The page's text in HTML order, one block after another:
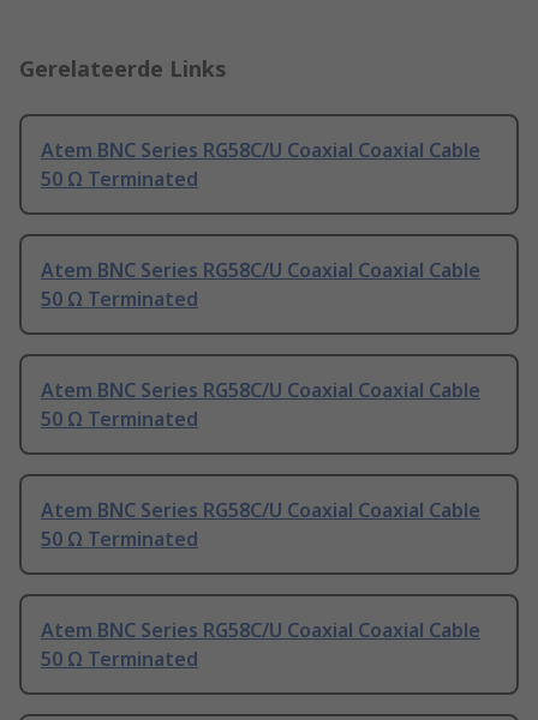
Gerelateerde Links
Atem BNC Series RG58C/U Coaxial Coaxial Cable
50 Ω Terminated
Atem BNC Series RG58C/U Coaxial Coaxial Cable
50 Ω Terminated
Atem BNC Series RG58C/U Coaxial Coaxial Cable
50 Ω Terminated
Atem BNC Series RG58C/U Coaxial Coaxial Cable
50 Ω Terminated
Atem BNC Series RG58C/U Coaxial Coaxial Cable
50 Ω Terminated